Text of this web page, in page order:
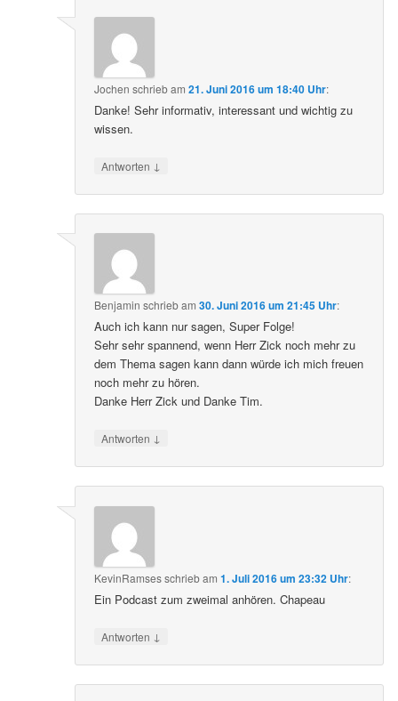
Jochen schriebam21. Juni 2016 um 18:40 Uhr:
Danke! Sehr informativ, interessant und wichtig zu
wissen.
Antworten ↓
Benjamin schriebam30. Juni 2016 um 21:45 Uhr:
Auch ich kann nur sagen, Super Folge!
Sehr sehr spannend, wenn Herr Zick noch mehr zu
dem Thema sagen kann dann würde ich mich freuen
noch mehr zu hören.
Danke Herr Zick und Danke Tim.
Antworten ↓
KevinRamsesschriebam1. Juli 2016 um 23:32 Uhr:
Ein Podcast zum zweimal anhören. Chapeau
Antworten ↓